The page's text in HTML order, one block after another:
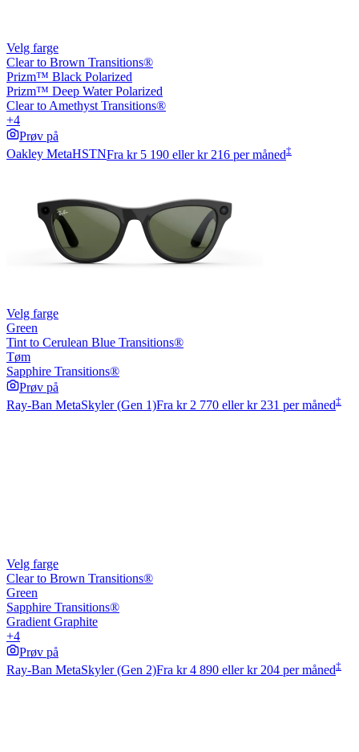
Velg farge
Clear to Brown Transitions®
Prizm™ Black Polarized
Prizm™ Deep Water Polarized
Clear to Amethyst Transitions®
+4
Prøv på
Oakley MetaHSTNFra kr 5 190 eller kr 216 per måned‡
Velg farge
Green
Tint to Cerulean Blue Transitions®
Tøm
Sapphire Transitions®
Prøv på
Ray-Ban MetaSkyler (Gen 1)Fra kr 2 770 eller kr 231 per måned‡
Velg farge
Clear to Brown Transitions®
Green
Sapphire Transitions®
Gradient Graphite
+4
Prøv på
Ray-Ban MetaSkyler (Gen 2)Fra kr 4 890 eller kr 204 per måned‡